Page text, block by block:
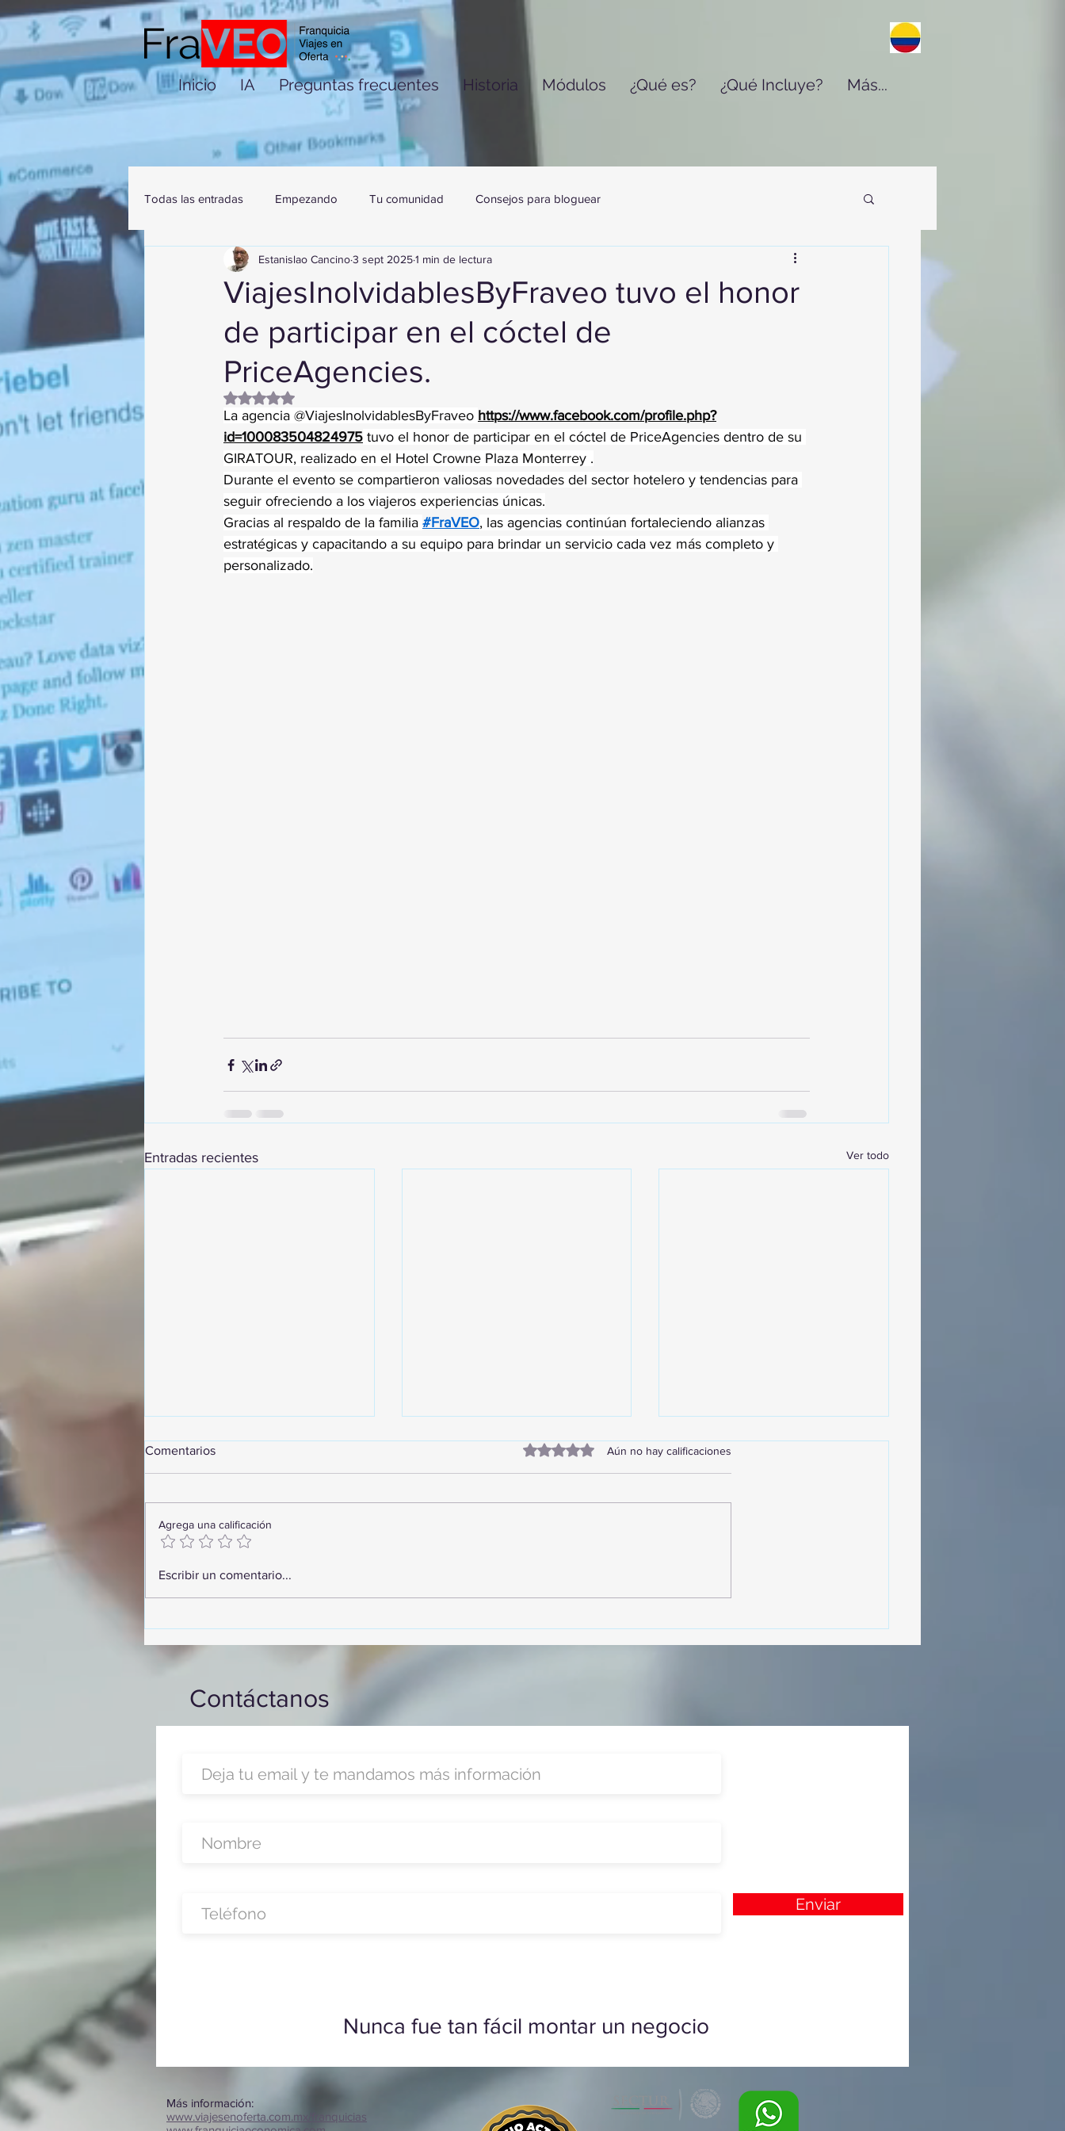
Inicio IA Preguntas frecuentes Historia Módulos ¿Qué es? ¿Qué Incluye? Más...
Todas las entradas Empezando Tu comunidad Consejos para bloguear
ViajesInolvidablesByFraveo tuvo el honor
de participar en el cóctel de
PriceAgencies.
Estanislao Cancino3 sept 20251 min de lectura
Obtuvo NaN de 5 estrellas.
La agencia @ViajesInolvidablesByFraveo https://www.facebook.com/profile.php?
id=100083504824975 tuvo el honor de participar en el cóctel de PriceAgencies dentro de su
GIRATOUR, realizado en el Hotel Crowne Plaza Monterrey .
Durante el evento se compartieron valiosas novedades del sector hotelero y tendencias para
seguir ofreciendo a los viajeros experiencias únicas.
Gracias al respaldo de la familia #FraVEO, las agencias continúan fortaleciendo alianzas
estratégicas y capacitando a su equipo para brindar un servicio cada vez más completo y
personalizado.
Entradas recientes Ver todo
GoMapTravelByFraveo
capacitación realizado en el
Zoom
organizada por Nefertari
Comentarios Obtuvo 0 de 5 estrellas.
Aún no hay calificaciones
Agrega una calificación
Escribir un comentario...
Contáctanos
Enviar
Nunca fue tan fácil montar un negocio
Más información:
www.viajesenoferta.com.mx/franquicias